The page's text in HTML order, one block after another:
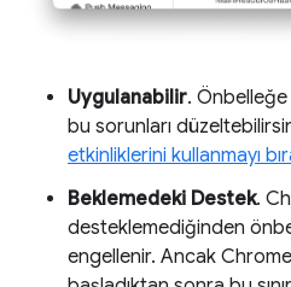
Uygulanabilir. Önbelleğe
bu sorunları
etkinliklerini kullanmayı
Beklemedeki Destek.
desteklemediğinden
engellenir. Ancak